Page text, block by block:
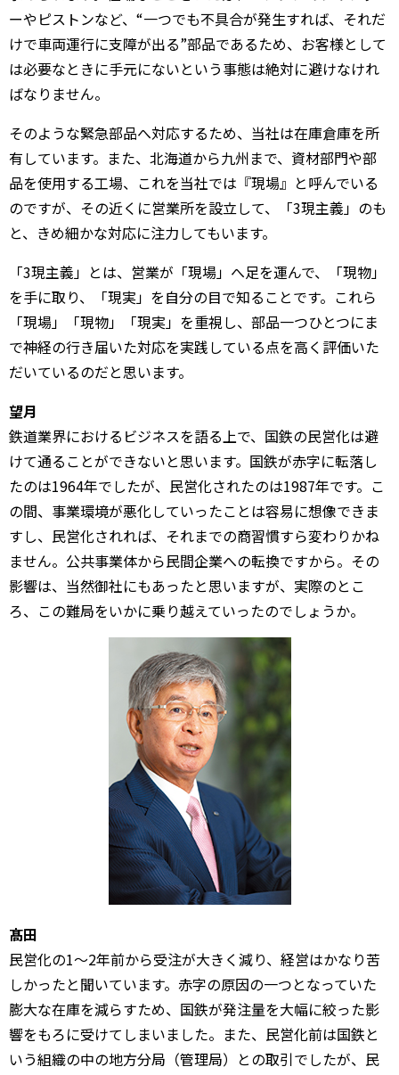
ーやピストンなど、“一つでも不具合が発生すれば、それだ
けで車両運行に支障が出る”部品であるため、お客様として
は必要なときに手元にないという事態は絶対に避けなけれ
ばなりません。
そのような緊急部品へ対応するため、当社は在庫倉庫を所
有しています。また、北海道から九州まで、資材部門や部
品を使用する工場、これを当社では『現場』と呼んでいる
のですが、その近くに営業所を設立して、「3現主義」のも
と、きめ細かな対応に注力してもいます。
「3現主義」とは、営業が「現場」へ足を運んで、「現物」
を手に取り、「現実」を自分の目で知ることです。これら
「現場」「現物」「現実」を重視し、部品一つひとつにま
で神経の行き届いた対応を実践している点を高く評価いた
だいているのだと思います。
望月
鉄道業界におけるビジネスを語る上で、国鉄の民営化は避
けて通ることができないと思います。国鉄が赤字に転落し
たのは1964年でしたが、民営化されたのは1987年です。こ
の間、事業環境が悪化していったことは容易に想像できま
すし、民営化されれば、それまでの商習慣すら変わりかね
ません。公共事業体から民間企業への転換ですから。その
影響は、当然御社にもあったと思いますが、実際のとこ
ろ、この難局をいかに乗り越えていったのでしょうか。
髙田
民営化の1～2年前から受注が大きく減り、経営はかなり苦
しかったと聞いています。赤字の原因の一つとなっていた
膨大な在庫を減らすため、国鉄が発注量を大幅に絞った影
響をもろに受けてしまいました。また、民営化前は国鉄と
いう組織の中の地方分局（管理局）との取引でしたが、民